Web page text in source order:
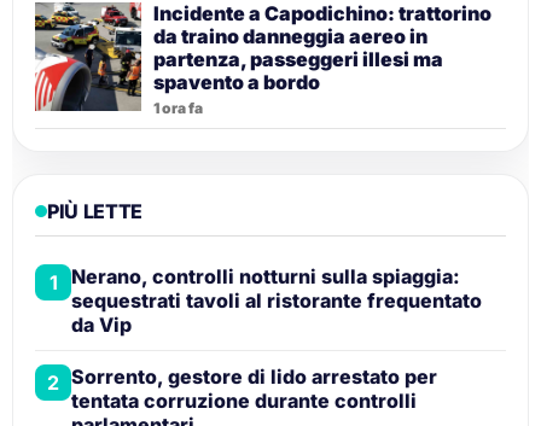
Incidente a Capodichino: trattorino
da traino danneggia aereo in
partenza, passeggeri illesi ma
spavento a bordo
1 ora fa
PIÙ LETTE
1
Nerano, controlli notturni sulla spiaggia:
sequestrati tavoli al ristorante frequentato
da Vip
2 Sorrento, gestore di lido arrestato per
tentata corruzione durante controlli